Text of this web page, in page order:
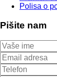
Polisa o
Pišite nam